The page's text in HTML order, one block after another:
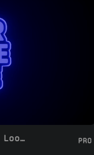
Logo Luminoso 3D Giro 360 em Loop PRO